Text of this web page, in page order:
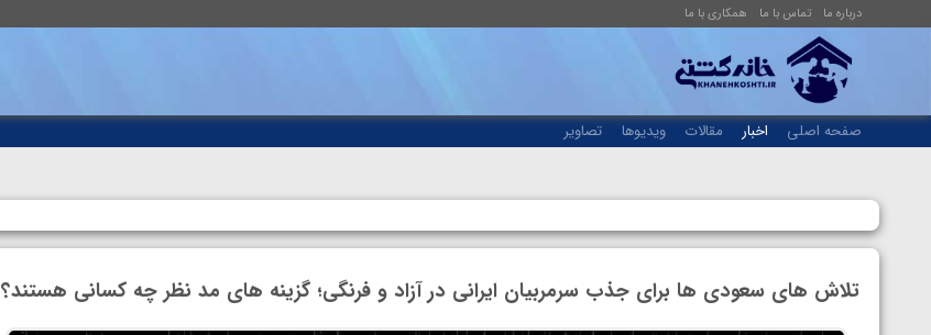
درباره ما تماس با ما همکاری با ما
صفحه اصلی اخبار مقالات ویدیوها تصاویر
تلاش های سعودی ها برای جذب سرمربیان ایرانی در آزاد و فرنگی؛ گزینه های مد نظر چه کسانی هستند؟